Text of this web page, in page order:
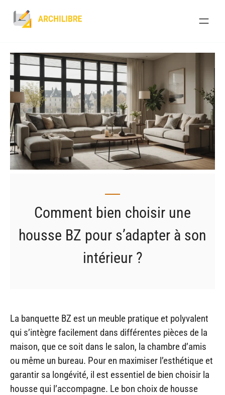
Comment bien choisir une
housse BZ pour s’adapter à son
intérieur ?
La banquette BZ est un meuble pratique et polyvalent
qui s’intègre facilement dans différentes pièces de la
maison, que ce soit dans le salon, la chambre d’amis
ou même un bureau. Pour en maximiser l’esthétique et
garantir sa longévité, il est essentiel de bien choisir la
housse qui l’accompagne. Le bon choix de housse